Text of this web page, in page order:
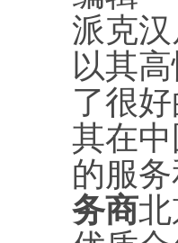
派克
以其
了很
其在
的服
务商